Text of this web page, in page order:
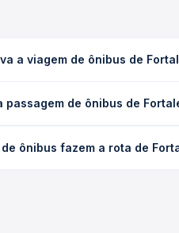
a viagem de ônibus de
e as condições de tráfego. Na
passagem de ônibus de
da compra. Na Quero
ônibus fazem a rota de